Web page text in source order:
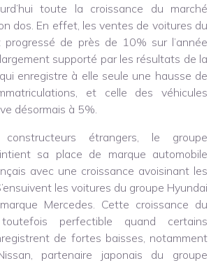
toute la croissance du marché
dos. En effet, les ventes de voitures du
de près de 10% sur l’année
supporté par les résultats de la
enregistre à elle seule une hausse de
et celle des véhicules
désormais à 5%.
étrangers, le groupe
sa place de marque automobile
avec une croissance avoisinant les
les voitures du groupe Hyundai
Mercedes. Cette croissance du
perfectible quand certains
de fortes baisses, notamment
partenaire japonais du groupe